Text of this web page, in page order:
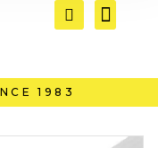
1983